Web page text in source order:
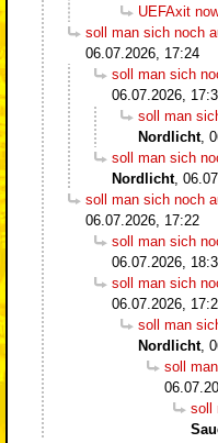
UEFAxit
soll man sich noch
06.07.2026, 17:24
soll man sich
06.07.2026,
soll man
Nordlicht,
soll man sich
Nordlicht,
soll man sich noch
06.07.2026, 17:22
soll man sich
06.07.2026,
soll man sich
06.07.2026,
soll man
Nordlicht,
soll
soll